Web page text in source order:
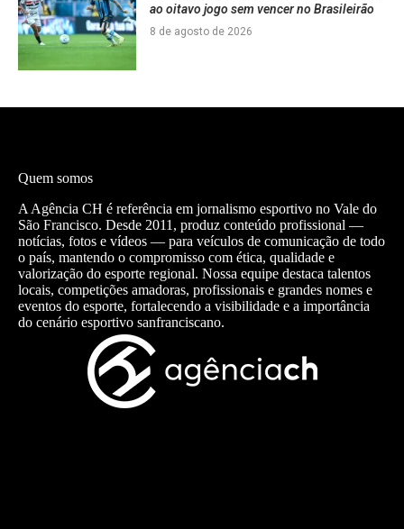
ao oitavo jogo sem vencer no Brasileirão
8 de agosto de 2026
Quem somos
A Agência CH é referência em jornalismo esportivo no Vale do
São Francisco. Desde 2011, produz conteúdo profissional —
notícias, fotos e vídeos — para veículos de comunicação de todo
o país, mantendo o compromisso com ética, qualidade e
valorização do esporte regional. Nossa equipe destaca talentos
locais, competições amadoras, profissionais e grandes nomes e
eventos do esporte, fortalecendo a visibilidade e a importância
do cenário esportivo sanfranciscano.